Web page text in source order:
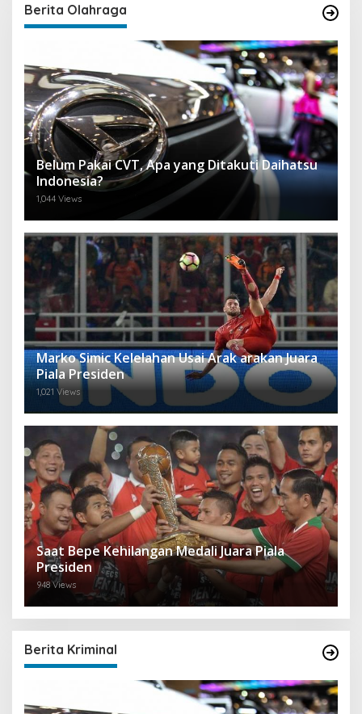
Berita Olahraga
Belum Pakai CVT, Apa yang Ditakuti Daihatsu
Indonesia?
1,044 Views
Marko Simic Kelelahan Usai Arak arakan Juara
Piala Presiden
1,021 Views
Saat Bepe Kehilangan Medali Juara Piala
Presiden
948 Views
Berita Kriminal